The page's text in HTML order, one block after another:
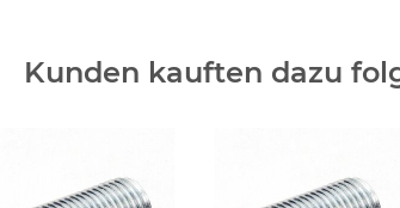
Kunden kauften dazu